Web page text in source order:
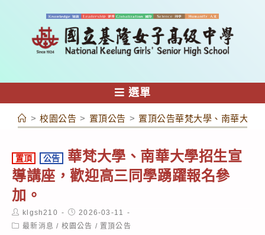
容
選單
> 校園公告 > 置頂公告 > 置頂公告華梵大學、南華大學
置頂 公告
華梵大學、南華大學招生宣
導講座，歡迎高三同學踴躍報名參
加。
Post
author:
klgsh210
Post
published:
2026-03-11
Post最新消息 / 校園公告 / 置頂公告